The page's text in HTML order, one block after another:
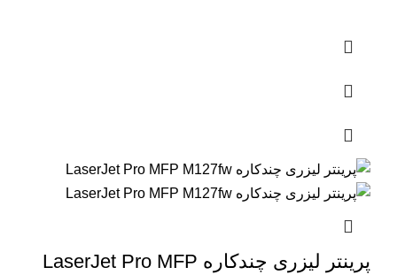
پرینتر لیزری چندکاره LaserJet Pro MFP